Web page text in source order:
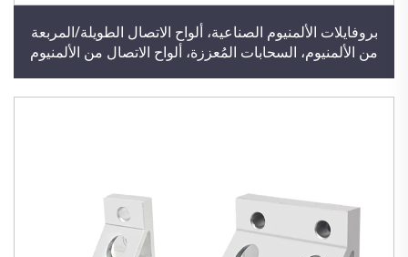
بروفايلات الألمنيوم الصناعية، ألواح الاتصال الطويلة/المربعة
من الألمنيوم، السحابات المُعززة، ألواح الاتصال من الألمنيوم